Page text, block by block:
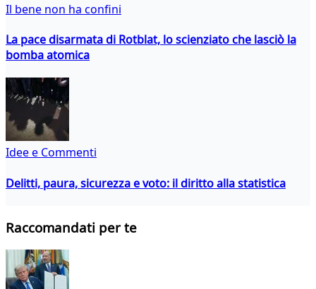
Il bene non ha confini
La pace disarmata di Rotblat, lo scienziato che lasciò la
bomba atomica
Idee e Commenti
Delitti, paura, sicurezza e voto: il diritto alla statistica
Raccomandati per te